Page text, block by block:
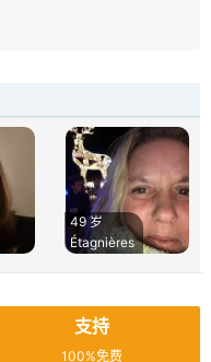
49 岁
Étagnières
支持
100%免费